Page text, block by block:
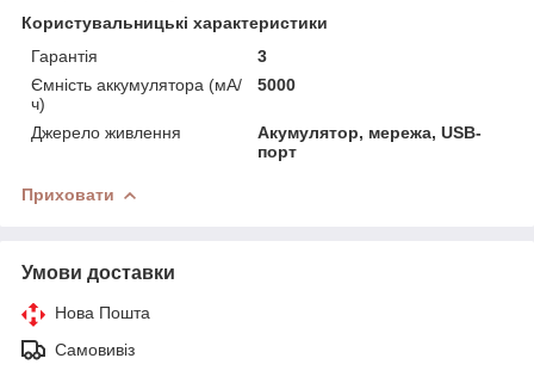
Користувальницькі характеристики
Гарантія
3
Ємність аккумулятора (мА/
ч)
5000
Джерело живлення
Акумулятор, мережа, USB-
порт
Приховати
Умови доставки
Нова Пошта
Самовивіз